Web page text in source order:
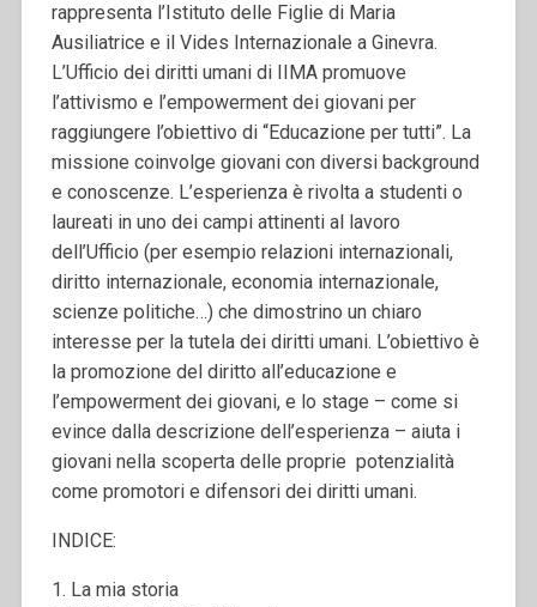
rappresenta l’Istituto delle Figlie di Maria
Ausiliatrice e il Vides Internazionale a Ginevra.
L’Ufficio dei diritti umani di IIMA promuove
l’attivismo e l’empowerment dei giovani per
raggiungere l’obiettivo di “Educazione per tutti”. La
missione coinvolge giovani con diversi background
e conoscenze. L’esperienza è rivolta a studenti o
laureati in uno dei campi attinenti al lavoro
dell’Ufficio (per esempio relazioni internazionali,
diritto internazionale, economia internazionale,
scienze politiche…) che dimostrino un chiaro
interesse per la tutela dei diritti umani. L’obiettivo è
la promozione del diritto all’educazione e
l’empowerment dei giovani, e lo stage – come si
evince dalla descrizione dell’esperienza – aiuta i
giovani nella scoperta delle proprie potenzialità
come promotori e difensori dei diritti umani.
INDICE:
1. La mia storia